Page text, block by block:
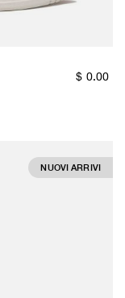
$ 0.00
NUOVI ARRIVI